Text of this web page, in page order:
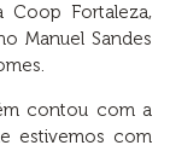
Coop Fortaleza,
Manuel Sandes
contou com a
estivemos com